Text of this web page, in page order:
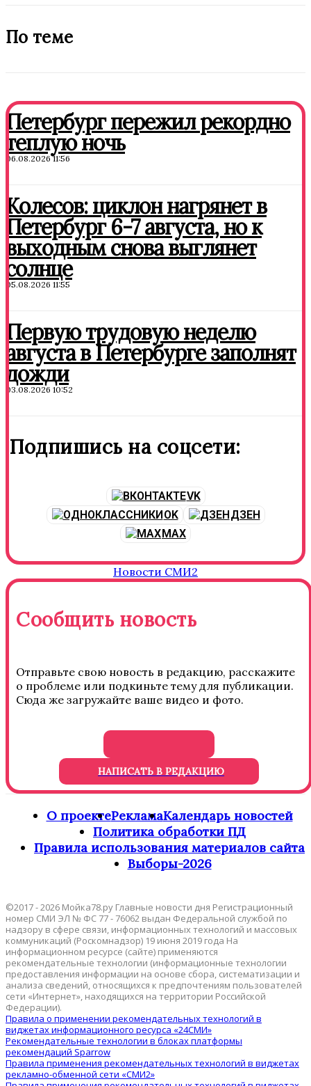
По теме
Петербург пережил рекордно
теплую ночь
06.08.2026 11:56
Колесов: циклон нагрянет в
Петербург 6-7 августа, но к
выходным снова выглянет
солнце
05.08.2026 11:55
Первую трудовую неделю
августа в Петербурге заполнят
дожди
03.08.2026 10:52
Подпишись на соцсети:
VK
OK
ДЗЕН
MAX
Новости СМИ2
Сообщить новость
Отправьте свою новость в редакцию, расскажите
о проблеме или подкиньте тему для публикации.
Сюда же загружайте ваше видео и фото.
НАПИСАТЬ В РЕДАКЦИЮ
О проектеРекламаКалендарь новостей
Политика обработки ПД
Правила использования материалов сайта
Выборы-2026
©2017 - 2026 Мойка78.ру Главные новости дня Регистрационный
номер СМИ ЭЛ № ФС 77 - 76062 выдан Федеральной службой по
надзору в сфере связи, информационных технологий и массовых
коммуникаций (Роскомнадзор) 19 июня 2019 года На
информационном ресурсе (сайте) применяются
рекомендательные технологии (информационные технологии
предоставления информации на основе сбора, систематизации и
анализа сведений, относящихся к предпочтениям пользователей
сети «Интернет», находящихся на территории Российской
Федерации).
Правила о применении рекомендательных технологий в
виджетах информационного ресурса «24СМИ»
Рекомендательные технологии в блоках платформы
рекомендаций Sparrow
Правила применения рекомендательных технологий в виджетах
рекламно-обменной сети «СМИ2»